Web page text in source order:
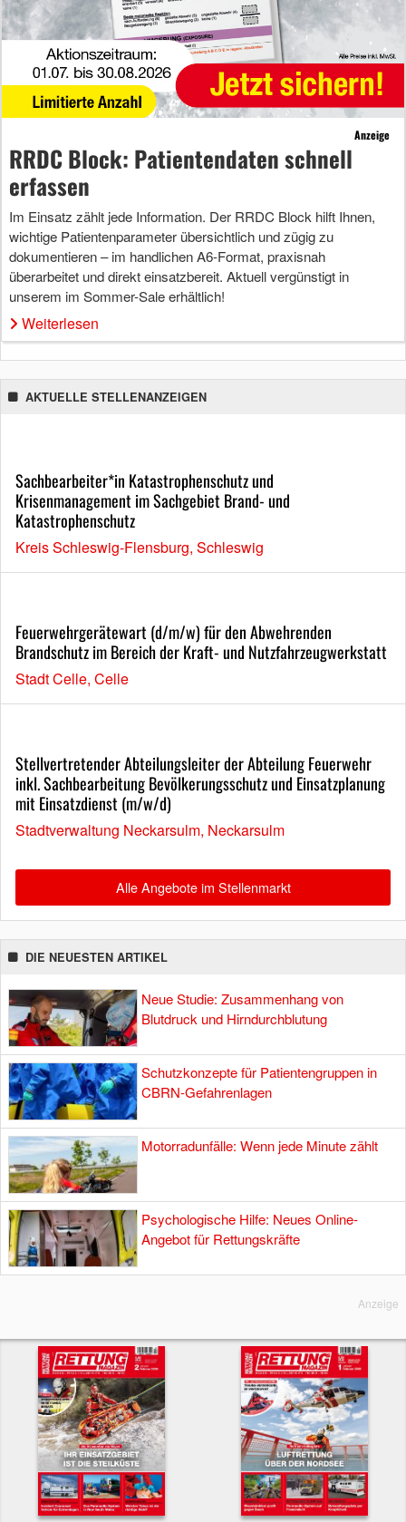
Anzeige
RRDC Block: Patientendaten schnell
erfassen
Im Einsatz zählt jede Information. Der RRDC Block hilft Ihnen,
wichtige Patientenparameter übersichtlich und zügig zu
dokumentieren – im handlichen A6-Format, praxisnah
überarbeitet und direkt einsatzbereit. Aktuell vergünstigt in
unserem im Sommer-Sale erhältlich!
Weiterlesen
AKTUELLE STELLENANZEIGEN
Sachbearbeiter*in Katastrophenschutz und
Krisenmanagement im Sachgebiet Brand- und
Katastrophenschutz
Kreis Schleswig-Flensburg, Schleswig
Feuerwehrgerätewart (d/m/w) für den Abwehrenden
Brandschutz im Bereich der Kraft- und Nutzfahrzeugwerkstatt
Stadt Celle, Celle
Stellvertretender Abteilungsleiter der Abteilung Feuerwehr
inkl. Sachbearbeitung Bevölkerungsschutz und Einsatzplanung
mit Einsatzdienst (m/w/d)
Stadtverwaltung Neckarsulm, Neckarsulm
Alle Angebote im Stellenmarkt
DIE NEUESTEN ARTIKEL
Neue Studie: Zusammenhang von
Blutdruck und Hirndurchblutung
Schutzkonzepte für Patientengruppen in
CBRN-Gefahrenlagen
Motorradunfälle: Wenn jede Minute zählt
Psychologische Hilfe: Neues Online-
Angebot für Rettungskräfte
Anzeige